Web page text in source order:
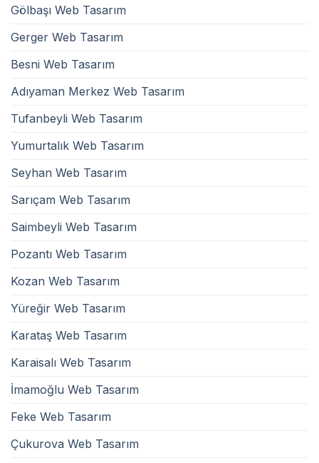
Gölbaşı Web Tasarım
Gerger Web Tasarım
Besni Web Tasarım
Adıyaman Merkez Web Tasarım
Tufanbeyli Web Tasarım
Yumurtalık Web Tasarım
Seyhan Web Tasarım
Sarıçam Web Tasarım
Saimbeyli Web Tasarım
Pozantı Web Tasarım
Kozan Web Tasarım
Yüreğir Web Tasarım
Karataş Web Tasarım
Karaisalı Web Tasarım
İmamoğlu Web Tasarım
Feke Web Tasarım
Çukurova Web Tasarım